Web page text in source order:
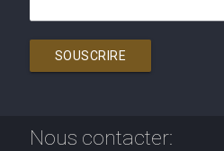
SOUSCRIRE
Nous contacter: